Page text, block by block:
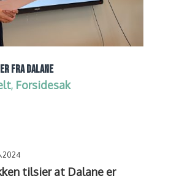
FRA DALANE
, Forsidesak
tilsier at Dalane er